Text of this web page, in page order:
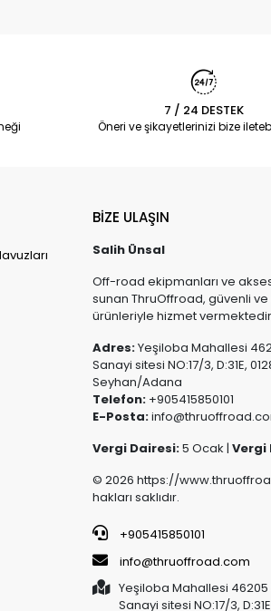
7 / 24 DESTEK
Öneri ve şikayetlerinizi bize
BİZE ULAŞIN
Salih Ünsal
Off-road ekipmanları ve
sunan ThruOffroad, güvenli ve
ürünleriyle hizmet
Adres:Yeşiloba Mahallesi
Sanayi sitesi NO:17/3, D:31E,
Seyhan/Adana
Telefon:+905415850101
E-Posta:
Vergi Dairesi:5 Ocak | Vergi
© 2026 https://
hakları saklıdır.
+905415850101
info@thruoffroad.com
Yeşiloba Mahallesi 46205
Sanayi sitesi NO:17/3,